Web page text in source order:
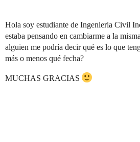
Hola soy estudiante de Ingenieria Civil
estaba pensando en cambiarme a la
alguien me podría decir qué es lo que
más o menos qué fecha?
MUCHAS GRACIAS